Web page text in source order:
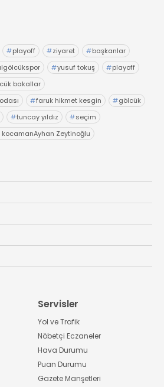
#playoff #ziyaret #başkanlar
#yusuf tokuş #playoff
bakallar
#faruk hikmet kesgin #gölcük
#tuncay yıldız #seçim
kocamanAyhan Zeytinoğlu
Servisler
Yol ve Trafik
Nöbetçi Eczaneler
Hava Durumu
Puan Durumu
Gazete Manşetleri